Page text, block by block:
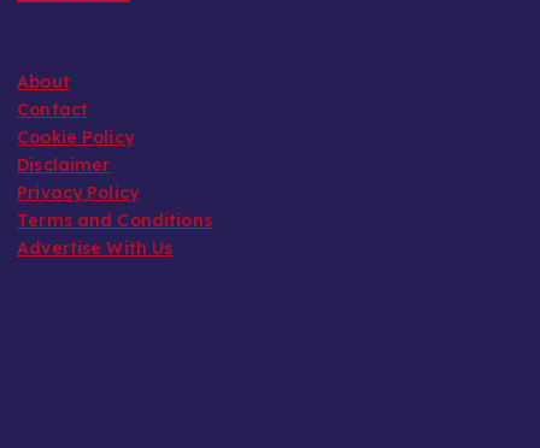
About
Contact
Cookie Policy
Disclaimer
Privacy Policy
Terms and Conditions
Advertise With Us